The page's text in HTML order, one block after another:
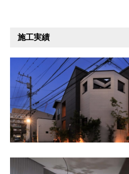
施工実績